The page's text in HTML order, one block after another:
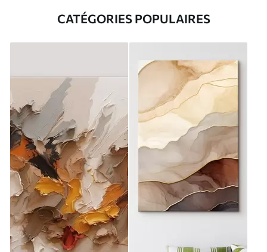
CATÉGORIES POPULAIRES